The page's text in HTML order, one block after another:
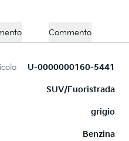
Commento
U-0000000160-5441
SUV/Fuoristrada
grigio
Benzina